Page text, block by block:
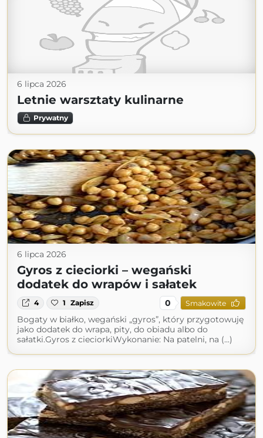
6 lipca 2026
Letnie warsztaty kulinarne
Prywatny
6 lipca 2026
Gyros z cieciorki – wegański
dodatek do wrapów i sałatek
4 1 Zapisz 0 Smakowite
Bogaty w białko, wegański „gyros”, który przygotowuję
jako dodatek do wrapa, pity, do obiadu albo do
sałatki.Gyros z cieciorkiWykonanie: Na patelni, na (...)